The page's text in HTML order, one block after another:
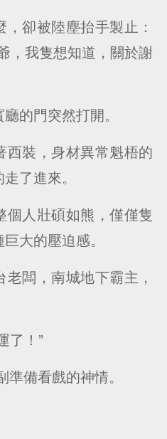
卻被陸塵抬手製止：
，我隻想知道，關於謝
的門突然打開。
西裝，身材異常魁梧的
了進來。
個人壯碩如熊，僅僅隻
大的壓迫感。
闆，南城地下霸主，
了！”
備看戲的神情。